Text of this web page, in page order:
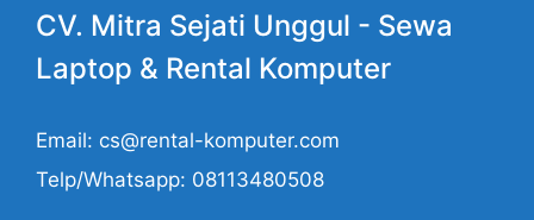
CV. Mitra Sejati Unggul - Sewa
Laptop & Rental Komputer
Email: cs@rental-komputer.com
Telp/Whatsapp: 08113480508